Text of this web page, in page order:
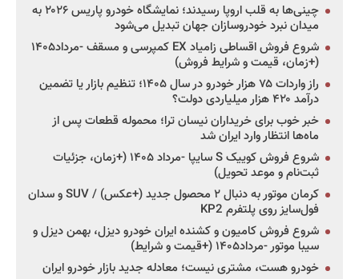
چینی‌ها به قلب اروپا رسیدند؛ نمایشگاه خودرو پاریس ۲۰۲۶ به
میدان نبرد خودروسازان جهان تبدیل می‌شود
شروع فروش اقساطی زامیاد EX کمپرسی و مسقف -مرداد۱۴۰۵
(+زمان، قیمت و شرایط فروش)
راز واردات ۷۵ هزار خودرو در سال ۱۴۰۵؛ تنظیم بازار یا تضمین
درآمد ۴۲۰ هزار میلیاردی دولت؟
خبر خوب برای خریداران نیسان ترا؛ محموله قطعات پس از
ماه‌ها انتظار وارد ایران شد
شروع فروش کوییک S سایپا -مرداد ۱۴۰۵ (+زمان، جزئیات
ثبت‌نام و موعد تحویل)
کرمان موتور به دنبال ۲ محصول جدید (+عکس) / SUV و سدان
فول‌سایز روی پلتفرم KP2
شروع فروش کامیون و کشنده ایران خودرو دیزل، بهمن دیزل و
سیبا موتور -مرداد۱۴۰۵ (+قیمت و شرایط)
خودرو هست، مشتری نیست؛ معادله جدید بازار خودرو ایران